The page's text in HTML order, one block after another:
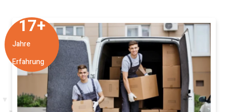
Jahre
Erfahrung
17+